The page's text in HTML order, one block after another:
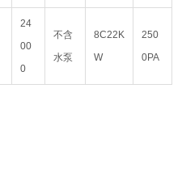
24
00
0
不含
水泵
8C22K
W
250
0PA